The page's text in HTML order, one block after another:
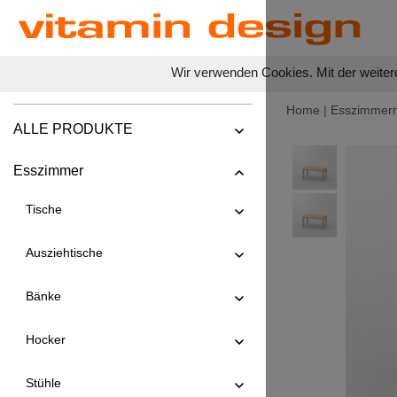
Wir verwenden Cookies. Mit der
ALLE PRODUKTE
Esszimmer
Tische
Ausziehtische
Bänke
Hocker
Stühle
Home |